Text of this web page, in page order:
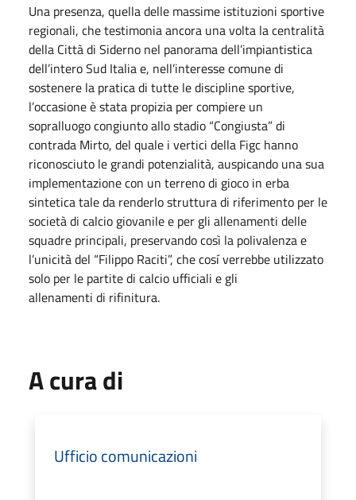
Una presenza, quella delle massime istituzioni sportive
regionali, che testimonia ancora una volta la centralità
della Città di Siderno nel panorama dell’impiantistica
dell’intero Sud Italia e, nell’interesse comune di
sostenere la pratica di tutte le discipline sportive,
l’occasione è stata propizia per compiere un
sopralluogo congiunto allo stadio “Congiusta” di
contrada Mirto, del quale i vertici della Figc hanno
riconosciuto le grandi potenzialità, auspicando una sua
implementazione con un terreno di gioco in erba
sintetica tale da renderlo struttura di riferimento per le
società di calcio giovanile e per gli allenamenti delle
squadre principali, preservando così la polivalenza e
l’unicità del “Filippo Raciti”, che cosí verrebbe utilizzato
solo per le partite di calcio ufficiali e gli
allenamenti di rifinitura.
A cura di
Ufficio comunicazioni